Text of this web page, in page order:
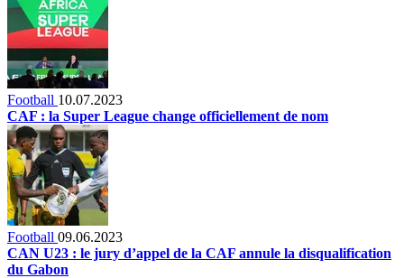
Football 10.07.2023
CAF : la Super League change officiellement de nom
Football 09.06.2023
CAN U23 : le jury d’appel de la CAF annule la disqualification
du Gabon